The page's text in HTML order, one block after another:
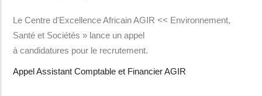
Le Centre d'Excellence Africain AGIR << Environnement,
Santé et Sociétés » lance un appel
à candidatures pour le recrutement.
Appel Assistant Comptable et Financier AGIR